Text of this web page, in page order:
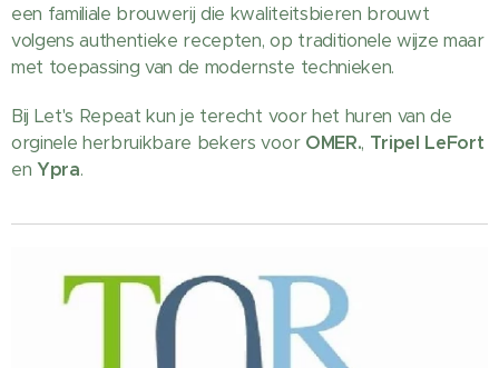
een familiale brouwerij die kwaliteitsbieren brouwt
volgens authentieke recepten, op traditionele wijze maar
met toepassing van de modernste technieken.
Bij Let's Repeat kun je terecht voor het huren van de
orginele herbruikbare bekers voor OMER., Tripel LeFort
enYpra.